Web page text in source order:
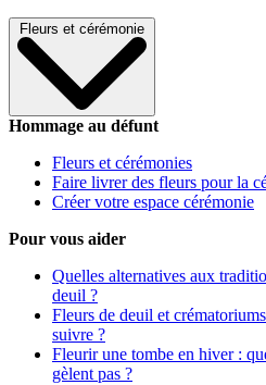
Fleurs et cérémonie
Hommage au défunt
Fleurs et cérémonies
Faire livrer des fleurs pour la
Créer votre espace cérémonie
Pour vous aider
Quelles alternatives aux
deuil ?
Fleurs de deuil et
suivre ?
Fleurir une tombe en hiver :
gèlent pas ?